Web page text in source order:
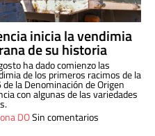
inicia la vendimia
de su historia
ha dado comienzo las
de los primeros racimos de la
la Denominación de Origen
con algunas de las variedades
DOSin comentarios